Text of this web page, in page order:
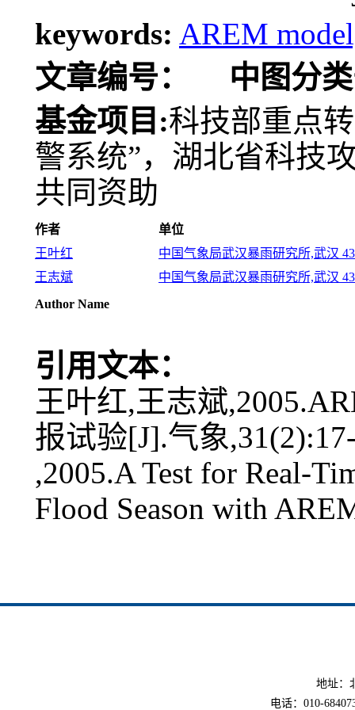
keywords: AREM
文章编号：
中图分
基金项目:科技部重点
警系统”，湖北省科技
共同资助
作者
单位
王叶红
中国气象局武汉暴雨研究所,武汉
王志斌
中国气象局武汉暴雨研究所,武汉
Author Name
引用文本：
王叶红,王志斌
报试验[J].气象
,2005.A Test for Real-
Flood Season with
地址：
电话：010-